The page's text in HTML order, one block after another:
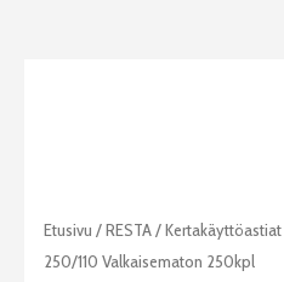
Etusivu /RESTA/Kertakäyttöastiat
250/110 Valkaisematon 250kpl
Suodatinpaperi
Ø